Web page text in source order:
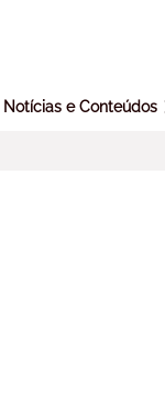
Notícias e Conteúdos